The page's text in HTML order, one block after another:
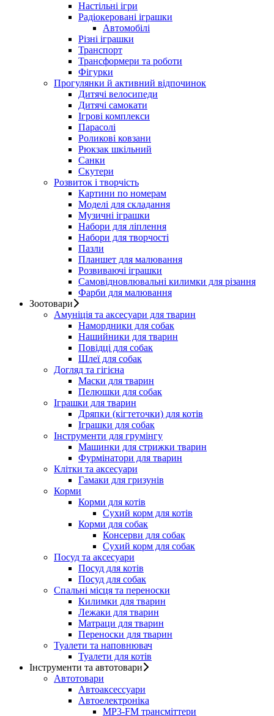
Настільні ігри
Радіокеровані іграшки
Автомобілі
Різні іграшки
Транспорт
Трансформери та роботи
Фігурки
Прогулянки й активний відпочинок
Дитячі велосипеди
Дитячі самокати
Ігрові комплекси
Парасолі
Роликові ковзани
Рюкзак шкільний
Санки
Скутери
Розвиток і творчість
Картини по номерам
Моделі для складання
Музичні іграшки
Набори для ліплення
Набори для творчості
Пазли
Планшет для малювання
Розвиваючі іграшки
Самовідновлювальні килимки для різання
Фарби для малювання
Зоотовари
Амуніція та аксесуари для тварин
Намордники для собак
Нашийники для тварин
Повідці для собак
Шлеї для собак
Догляд та гігієна
Маски для тварин
Пелюшки для собак
Іграшки для тварин
Дряпки (кігтеточки) для котів
Іграшки для собак
Інструменти для грумінгу
Машинки для стрижки тварин
Фурмінатори для тварин
Клітки та аксесуари
Гамаки для гризунів
Корми
Корми для котів
Сухий корм для котів
Корми для собак
Консерви для собак
Сухий корм для собак
Посуд та аксесуари
Посуд для котів
Посуд для собак
Спальні місця та переноски
Килимки для тварин
Лежаки для тварин
Матраци для тварин
Переноски для тварин
Туалети та наповнювач
Туалети для котів
Інструменти та автотовари
Автотовари
Автоаксессуари
Автоелектроніка
MP3-FM трансміттери